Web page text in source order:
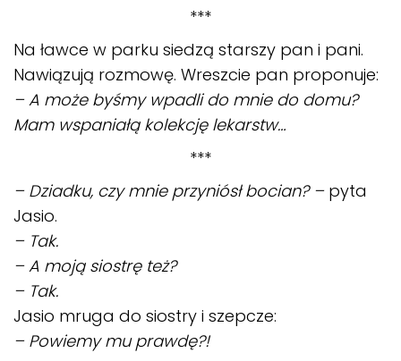
***
Na ławce w parku siedzą starszy pan i pani.
Nawiązują rozmowę. Wreszcie pan proponuje:
– A może byśmy wpadli do mnie do domu?
Mam wspaniałą kolekcję lekarstw…
***
– Dziadku, czy mnie przyniósł bocian? –pyta
Jasio.
– Tak.
– A moją siostrę też?
– Tak.
Jasio mruga do siostry i szepcze:
– Powiemy mu prawdę?!